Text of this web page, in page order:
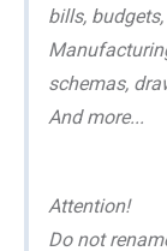
bills,
schemas,
And more...
Attention!
Do not